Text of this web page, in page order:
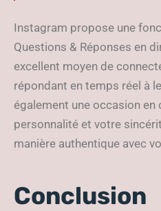
Instagram propose une
Questions & Réponses en
excellent moyen de
répondant en temps réel à
également une occasion
personnalité et votre
manière authentique avec
Conclusion